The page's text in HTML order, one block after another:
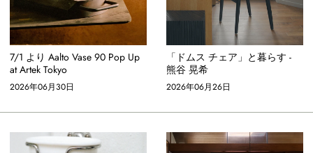
7/1 より Aalto Vase 90 Pop Up
at Artek Tokyo
2026年06月30日
「ドムス チェア」と暮らす -
熊谷 晃希
2026年06月26日